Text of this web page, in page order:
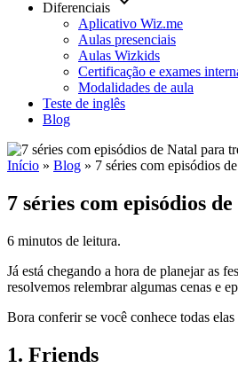
Diferenciais
Aplicativo Wiz.me
Aulas presenciais
Aulas Wizkids
Certificação e exames
Modalidades de aula
Teste de inglês
Blog
Início » Blog » 7 séries com episódios
7 séries com episódios
6 minutos de leitura.
Já está chegando a hora de planejar as
resolvemos relembrar algumas cenas e
Bora conferir se você conhece todas
1. Friends